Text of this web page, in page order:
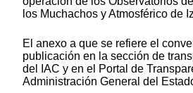
los Muchachos y Atmosférico de
El anexo a que se refiere el
publicación en la sección de
del IAC y en el Portal de
Administración General del